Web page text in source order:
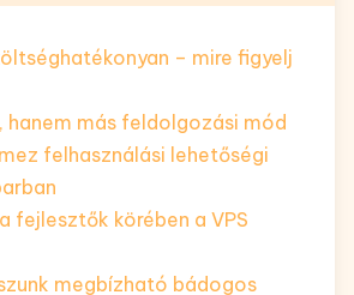
– mire figyelj
hanem más feldolgozási mód
felhasználási lehetőségi
fejlesztők körében a VPS
megbízható bádogos